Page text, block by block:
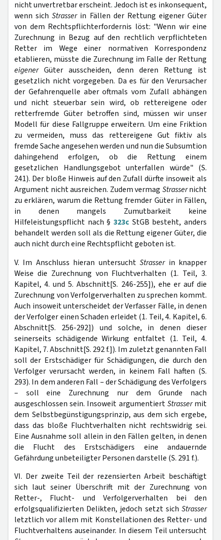
nicht unvertretbar erscheint. Jedoch ist es inkonsequent,
wenn sichStrasserin Fällen der Rettung eigener Güter
von dem Rechtspflichterfordernis löst: "Wenn wir eine
Zurechnung in Bezug auf den rechtlich verpflichteten
Retter im Wege einer normativen Korrespondenz
etablieren, müsste die Zurechnung im Falle der Rettung
eigenerGüter ausscheiden, denn deren Rettung ist
gesetzlich nicht vorgegeben. Da es für den Verursacher
der Gefahrenquelle aber oftmals vom Zufall abhängen
und nicht steuerbar sein wird, ob rettereigene oder
retterfremde Güter betroffen sind, müssen wir unser
Modell für diese Fallgruppe erweitern. Um eine Friktion
zu vermeiden, muss das rettereigene Gut fiktiv als
fremde Sache angesehen werden und nun die Subsumtion
dahingehend erfolgen, ob die Rettung einem
gesetzlichen Handlungsgebot unterfallen würde" (S.
241). Der bloße Hinweis auf den Zufall dürfte insoweit als
Argument nicht ausreichen. Zudem vermag Strassernicht
zu erklären, warum die Rettung fremder Güter in Fällen,
in denen mangels Zumutbarkeit keine
Hilfeleistungspflicht nach § 323c StGB besteht, anders
behandelt werden soll als die Rettung eigener Güter, die
auch nicht durch eine Rechtspflicht geboten ist.
V. Im Anschluss hieran untersuchtStrasserin knapper
Weise die Zurechnung von Fluchtverhalten (1. Teil, 3.
Kapitel, 4. und 5. Abschnitt[S. 246-255]), ehe er auf die
Zurechnung von Verfolgerverhalten zu sprechen kommt.
Auch insoweit unterscheidet der Verfasser Fälle, in denen
der Verfolger einen Schaden erleidet (1. Teil, 4. Kapitel, 6.
Abschnitt[S. 256-292]) und solche, in denen dieser
seinerseits schädigende Wirkung entfaltet (1. Teil, 4.
Kapitel, 7. Abschnitt[S. 292 f.]). Im zuletzt genannten Fall
soll der Erstschädiger für Schädigungen, die durch den
Verfolger verursacht werden, in keinem Fall haften (S.
293). In dem anderen Fall – der Schädigung des Verfolgers
– soll eine Zurechnung nur dem Grunde nach
ausgeschlossen sein. Insoweit argumentiertStrassermit
dem Selbstbegünstigungsprinzip, aus dem sich ergebe,
dass das bloße Fluchtverhalten nicht rechtswidrig sei.
Eine Ausnahme soll allein in den Fällen gelten, in denen
die Flucht des Erstschädigers eine andauernde
Gefährdung unbeteiligter Personen darstelle (S. 291 f.).
VI. Der zweite Teil der rezensierten Arbeit beschäftigt
sich laut seiner Überschrift mit der Zurechnung von
Retter-, Flucht- und Verfolgerverhalten bei den
erfolgsqualifizierten Delikten, jedoch setzt sich Strasser
letztlich vor allem mit Konstellationen des Retter- und
Fluchtverhaltens auseinander. In diesem Teil untersucht